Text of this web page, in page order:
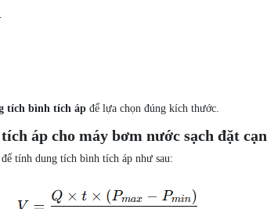
tích bình tích áp để lựa chọn đúng kích thước.
áp cho máy bơm nước sạch đặt cạn
tính dung tích bình tích áp như sau: